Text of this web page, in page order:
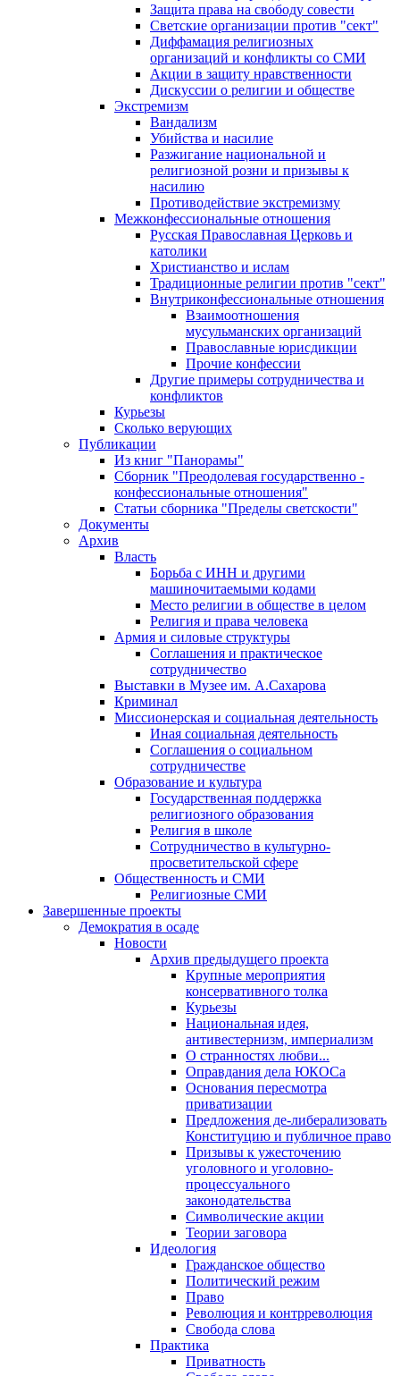
Защита права на свободу совести
Светские организации против "сект"
Диффамация религиозных
организаций и конфликты со СМИ
Акции в защиту нравственности
Дискуссии о религии и обществе
Экстремизм
Вандализм
Убийства и насилие
Разжигание национальной и
религиозной розни и призывы к
насилию
Противодействие экстремизму
Межконфессиональные отношения
Русская Православная Церковь и
католики
Христианство и ислам
Традиционные религии против "сект"
Внутриконфессиональные отношения
Взаимоотношения
мусульманских организаций
Православные юрисдикции
Прочие конфессии
Другие примеры сотрудничества и
конфликтов
Курьезы
Сколько верующих
Публикации
Из книг "Панорамы"
Сборник "Преодолевая государственно -
конфессиональные отношения"
Статьи сборника "Пределы светскости"
Документы
Архив
Власть
Борьба с ИНН и другими
машиночитаемыми кодами
Место религии в обществе в целом
Религия и права человека
Армия и силовые структуры
Соглашения и практическое
сотрудничество
Выставки в Музее им. А.Сахарова
Криминал
Миссионерская и социальная деятельность
Иная социальная деятельность
Соглашения о социальном
сотрудничестве
Образование и культура
Государственная поддержка
религиозного образования
Религия в школе
Сотрудничество в культурно-
просветительской сфере
Общественность и СМИ
Религиозные СМИ
Завершенные проекты
Демократия в осаде
Новости
Архив предыдущего проекта
Крупные мероприятия
консервативного толка
Курьезы
Национальная идея,
антивестернизм, империализм
О странностях любви...
Оправдания дела ЮКОСа
Основания пересмотра
приватизации
Предложения де-либерализовать
Конституцию и публичное право
Призывы к ужесточению
уголовного и уголовно-
процессуального
законодательства
Символические акции
Теории заговора
Идеология
Гражданское общество
Политический режим
Право
Революция и контрреволюция
Свобода слова
Практика
Приватность